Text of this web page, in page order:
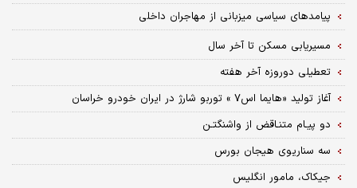
پیامدهای سیاسی میزبانی از مهاجران داخلی
مسیریابی مسکن تا آخر سال
تعطیلی دوروزه آخر هفته
آغاز تولید «هایما اس۷ » توربو شارژ در ایران خودرو خراسان
دو پیـام متنـاقض از واشنگتـن
سه سناریوی هیجان بورس
جیکاک، مامور انگلیس